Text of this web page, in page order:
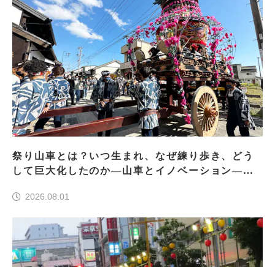
祭り山車とは？いつ生まれ、なぜ練り歩き、どう
して巨大化したのか―山車とイノベーション―＜
2026.08.01